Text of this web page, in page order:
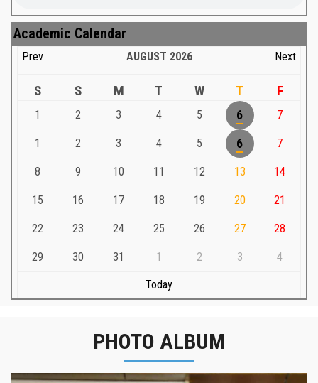
Academic Calendar
Prev AUGUST 2026 Next
S S M T W T F
1 2 3 4 5 6 7
1 2 3 4 5 6 7
8 9 10 11 12 13 14
15 16 17 18 19 20 21
22 23 24 25 26 27 28
29 30 31 1 2 3 4
Today
PHOTO ALBUM